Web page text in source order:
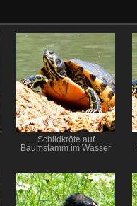
Schildkröte auf
Baumstamm im Wasser